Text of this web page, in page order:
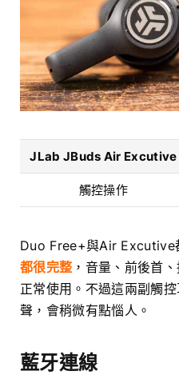
JLab JBuds Air Excutive
觸控操作
Duo Free+與Air Excutive
都很完整 ，音量、前後首
正常使用。不過這兩副觸
聲，會稍微有點惱人。
藍牙連線